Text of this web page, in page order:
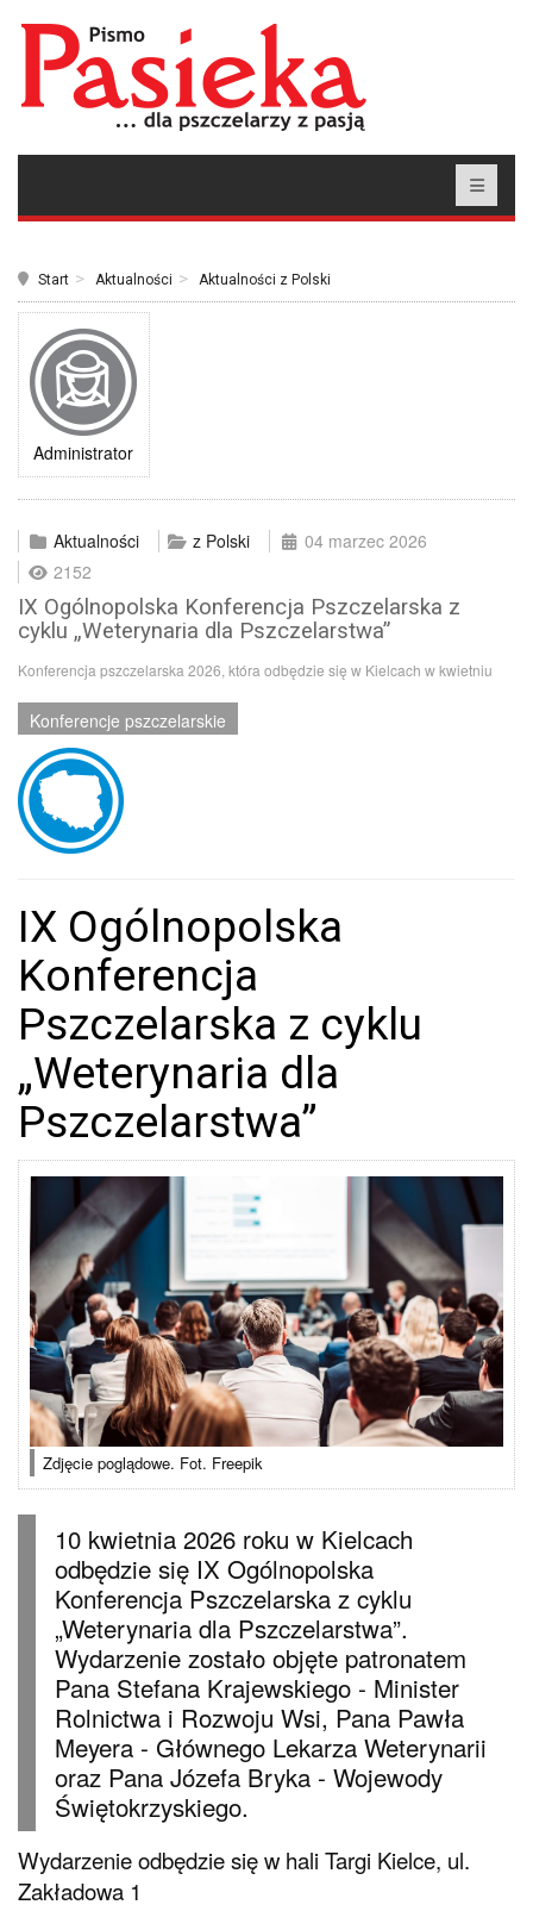
Start Aktualności Aktualności z Polski
Administrator
Aktualności z Polski
04 marzec 2026
2152
IX Ogólnopolska Konferencja Pszczelarska z
cyklu „Weterynaria dla Pszczelarstwa”
Konferencja pszczelarska 2026, która odbędzie się w Kielcach w kwietniu
Konferencje pszczelarskie
IX Ogólnopolska
Konferencja
Pszczelarska z cyklu
„Weterynaria dla
Pszczelarstwa”
Zdjęcie poglądowe. Fot. Freepik
10 kwietnia 2026 roku w Kielcach
odbędzie się IX Ogólnopolska
Konferencja Pszczelarska z cyklu
„Weterynaria dla Pszczelarstwa”.
Wydarzenie zostało objęte patronatem
Pana Stefana Krajewskiego - Minister
Rolnictwa i Rozwoju Wsi, Pana Pawła
Meyera - Głównego Lekarza Weterynarii
oraz Pana Józefa Bryka - Wojewody
Świętokrzyskiego.
Wydarzenie odbędzie się w hali Targi Kielce, ul.
Zakładowa 1